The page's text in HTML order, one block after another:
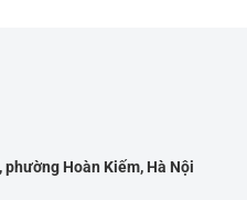
phường Hoàn Kiếm, Hà Nội